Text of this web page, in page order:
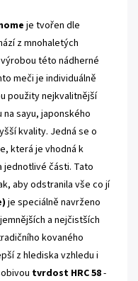
je tvořen dle
z mnohaletých
této nádherné
meči je individuálně
použity nejkvalitnější
sayu, japonského
kvality. Jedná se o
která je vhodná k
jednotlivé části. Tato
aby odstranila vše co jí
je speciálně navrženo
a nejčistších
kovaného
z hlediska vzhledu i
tvrdost HRC 58-